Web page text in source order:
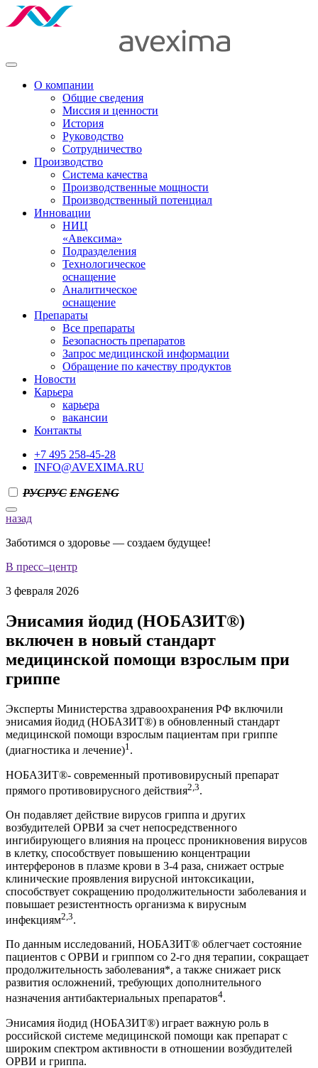
О компании
Общие сведения
Миссия и ценности
История
Руководство
Сотрудничество
Производство
Система качества
Производственные мощности
Производственный потенциал
Инновации
НИЦ
«Авексима»
Подразделения
Технологическое
оснащение
Аналитическое
оснащение
Препараты
Все препараты
Безопасность препаратов
Запрос медицинской информации
Обращение по качеству продуктов
Новости
Карьера
карьера
вакансии
Контакты
+7 495 258-45-28
INFO@AVEXIMA.RU
РУСРУС ENGENG
назад
Заботимся о здоровье — создаем будущее!
В пресс–центр
3 февраля 2026
Энисамия йодид (НОБАЗИТ®)
включен в новый стандарт
медицинской помощи взрослым при
гриппе
Эксперты Министерства здравоохранения РФ включили
энисамия йодид (НОБАЗИТ®) в обновленный стандарт
медицинской помощи взрослым пациентам при гриппе
(диагностика и лечение)1.
НОБАЗИТ®- современный противовирусный препарат
прямого противовирусного действия2,3.
Он подавляет действие вирусов гриппа и других
возбудителей ОРВИ за счет непосредственного
ингибирующего влияния на процесс проникновения вирусов
в клетку, способствует повышению концентрации
интерферонов в плазме крови в 3-4 раза, снижает острые
клинические проявления вирусной интоксикации,
способствует сокращению продолжительности заболевания и
повышает резистентность организма к вирусным
инфекциям2,3.
По данным исследований, НОБАЗИТ® облегчает состояние
пациентов с ОРВИ и гриппом со 2-го дня терапии, сокращает
продолжительность заболевания*, а также снижает риск
развития осложнений, требующих дополнительного
назначения антибактериальных препаратов4.
Энисамия йодид (НОБАЗИТ®) играет важную роль в
российской системе медицинской помощи как препарат с
широким спектром активности в отношении возбудителей
ОРВИ и гриппа.